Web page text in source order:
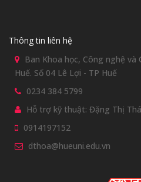
Thông tin liên hệ
Ban Khoa học, Công nghệ
Huế. Số 04 Lê Lợi - TP Huế
0234 384 5799
Hỗ trợ kỹ thuật: Đặng Thị
0914197152
dthoa@hueuni.edu.vn